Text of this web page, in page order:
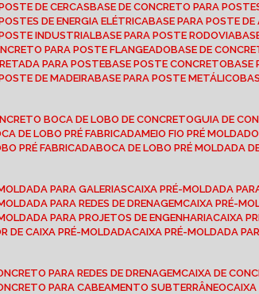
POSTE DE CERCAS BASE DE CONCRETO PARA
POSTES DE ENERGIA ELÉTRICA BASE PARA POSTE
POSTE INDUSTRIAL BASE PARA POSTE RODOVIA
PARA POSTE FLANGEADO BASE DE
PARA POSTE
BASE POSTE CONCRETO
POSTE DE MADEIRA
BASE PARA POSTE METÁLICO
BOCA DE LOBO DE CONCRETO
GUIA DE
DE LOBO PRÉ FABRICADA
MEIO FIO PRÉ MOLDADO
PRÉ FABRICADA BOCA DE LOBO PRÉ MOLDADA
PARA GALERIAS CAIXA PRÉ-MOLDADA
PARA REDES DE DRENAGEM CAIXA PRÉ-
PARA PROJETOS DE ENGENHARIA
CAIXA
DE CAIXA PRÉ-MOLDADA CAIXA PRÉ-MOLDADA
PARA REDES DE DRENAGEM CAIXA DE
PARA CABEAMENTO SUBTERRÂNEO